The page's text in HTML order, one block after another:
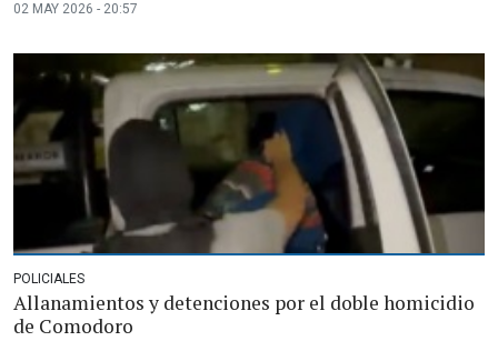
02 MAY 2026 - 20:57
POLICIALES
Allanamientos y detenciones por el doble homicidio
de Comodoro